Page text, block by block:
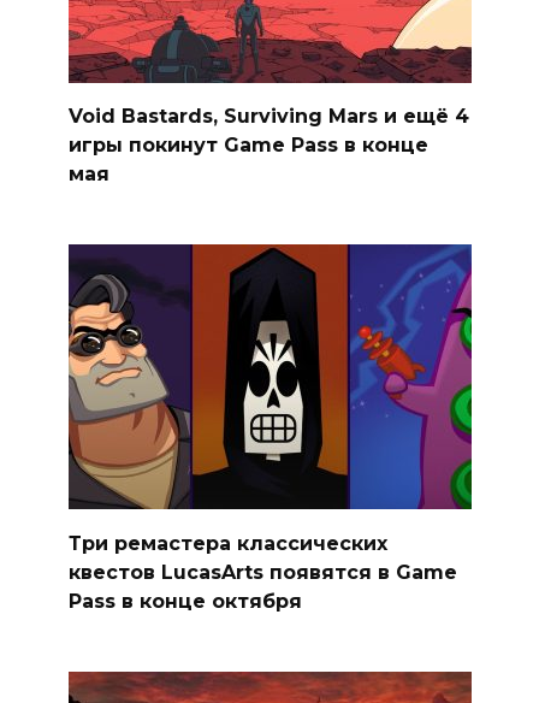
Void Bastards, Surviving Mars и ещё 4
игры покинут Game Pass в конце
мая
Три ремастера классических
квестов LucasArts появятся в Game
Pass в конце октября